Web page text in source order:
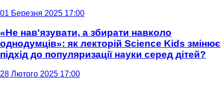
01 Березня 2025 17:00
«Не нав'язувати, а збирати навколо
однодумців»: як лекторій Science Kids змінює
підхід до популяризації науки серед дітей?
28 Лютого 2025 17:00